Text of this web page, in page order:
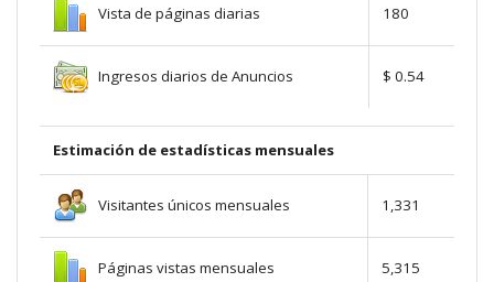
Vista de páginas diarias 180
Ingresos diarios de Anuncios $ 0.54
Estimación de estadísticas mensuales
Visitantes únicos mensuales 1,331
Páginas vistas mensuales 5,315